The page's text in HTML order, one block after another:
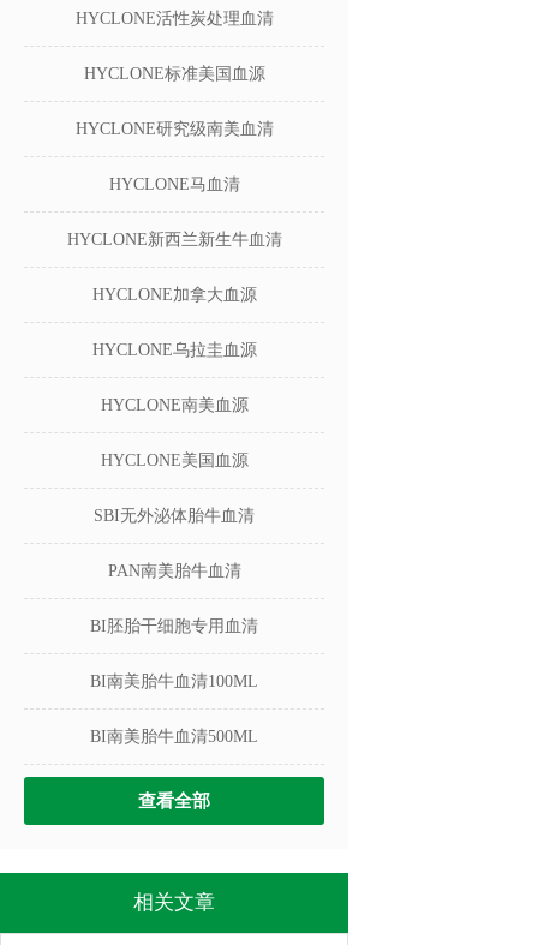
HYCLONE活性炭处理血清
HYCLONE标准美国血源
HYCLONE研究级南美血清
HYCLONE马血清
HYCLONE新西兰新生牛血清
HYCLONE加拿大血源
HYCLONE乌拉圭血源
HYCLONE南美血源
HYCLONE美国血源
SBI无外泌体胎牛血清
PAN南美胎牛血清
BI胚胎干细胞专用血清
BI南美胎牛血清100ML
BI南美胎牛血清500ML
查看全部
相关文章